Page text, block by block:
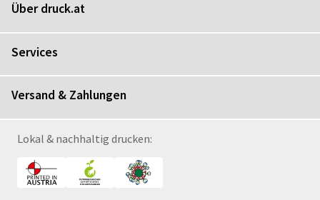
Über druck.at
Services
Versand & Zahlungen
Lokal & nachhaltig drucken: